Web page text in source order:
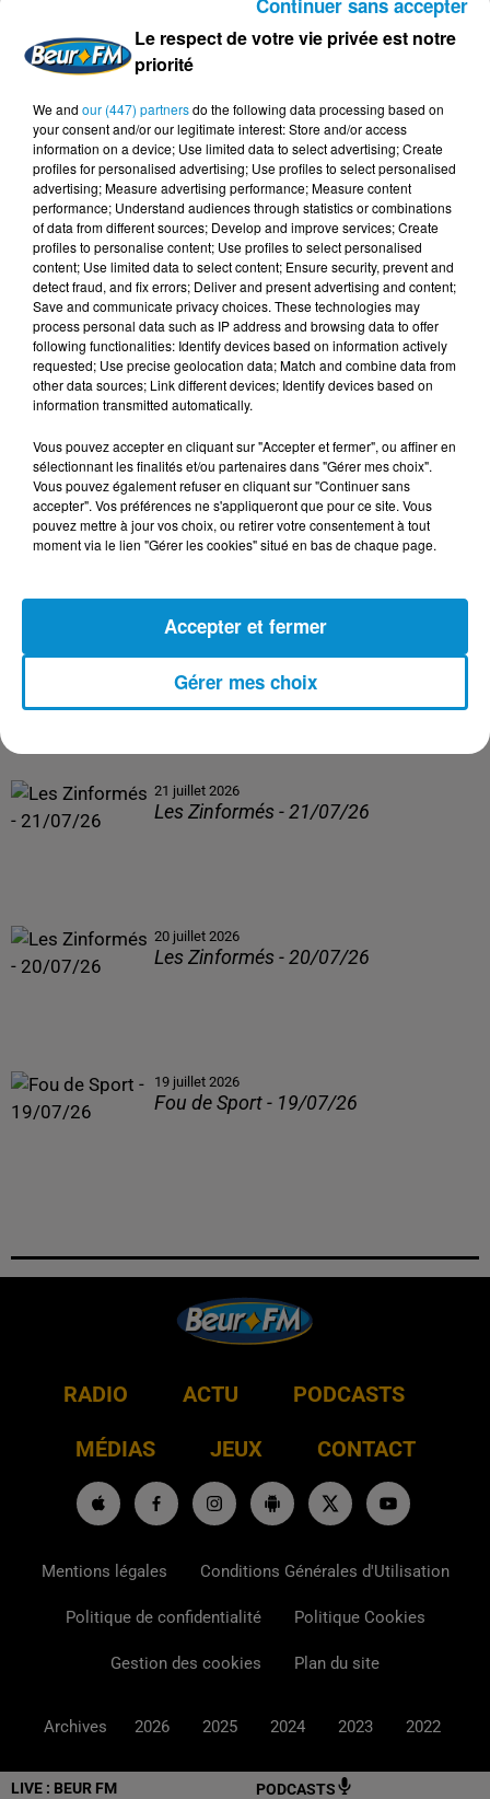
LIVE : BEUR FM PODCASTS
Le meilleur de la cuisine du Ramadan !
DERNIERS PODCASTS
24 juillet 2026
Les Zinformés - 24/07/26
23 juillet 2026
Les Zinformés - 23/07/26
21 juillet 2026
Les Zinformés - 21/07/26
20 juillet 2026
Les Zinformés - 20/07/26
19 juillet 2026
Fou de Sport - 19/07/26
RADIO ACTU PODCASTS
MÉDIAS JEUX CONTACT
Mentions légales Conditions Générales d'Utilisation
Politique de confidentialité Politique Cookies
Gestion des cookies Plan du site
Archives 2026 2025 2024 2023 2022
Le respect de votre vie privée est notre
priorité
We and our (447) partnersdo the following data processing based on
your consent and/or our legitimate interest: Store and/or access
information on a device; Use limited data to select advertising; Create
profiles for personalised advertising; Use profiles to select personalised
advertising; Measure advertising performance; Measure content
performance; Understand audiences through statistics or combinations
of data from different sources; Develop and improve services; Create
profiles to personalise content; Use profiles to select personalised
content; Use limited data to select content; Ensure security, prevent and
detect fraud, and fix errors; Deliver and present advertising and content;
Save and communicate privacy choices. These technologies may
process personal data such as IP address and browsing data to offer
following functionalities: Identify devices based on information actively
requested; Use precise geolocation data; Match and combine data from
other data sources; Link different devices; Identify devices based on
information transmitted automatically.
Vous pouvez accepter en cliquant sur "Accepter et fermer", ou affiner en
sélectionnant les finalités et/ou partenaires dans "Gérer mes choix".
Vous pouvez également refuser en cliquant sur "Continuer sans
accepter". Vos préférences ne s'appliqueront que pour ce site. Vous
pouvez mettre à jour vos choix, ou retirer votre consentement à tout
moment via le lien "Gérer les cookies" situé en bas de chaque page.
Gérer mes choix
Accepter et fermer